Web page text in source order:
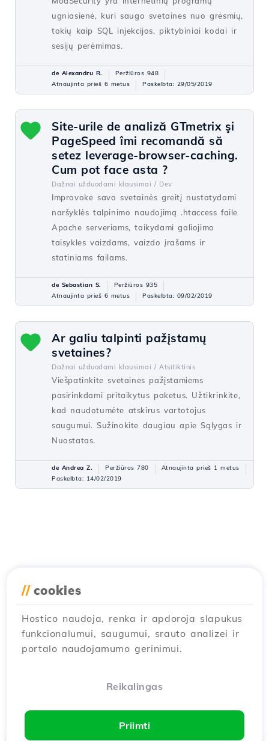
ugniasienė, kuri saugo svetaines nuo grėsmių,
tokių kaip SQL injekcijos, piktybiniai kodai ir
sesijų perėmimas.
de Alexandru R.
Peržiūros 948
Atnaujinta prieš 6 metus
Paskelbta: 29/05/2019
Site-urile de analiză GTmetrix şi
PageSpeed îmi recomandă să
setez leverage-browser-caching.
Cum pot face asta ?
Dažnai užduodami klausimai / Dev
Improvoke savo svetainės greitį nustatydami
naršyklės talpinimo naudojimą .htaccess faile
Apache serveriams, taikydami galiojimo
taisykles vaizdams, vaizdo įrašams ir
statiniams failams.
de Sebastian S.
Peržiūros 935
Atnaujinta prieš 6 metus
Paskelbta: 09/02/2019
Ar galiu talpinti pažįstamų
svetaines?
Dažnai užduodami klausimai / Atsitiktinis
Viešpatinkite svetaines pažįstamiems
pasirinkdami pritaikytus paketus. Užtikrinkite,
kad naudotumėte atskirus vartotojus
saugumui. Sužinokite daugiau apie Sąlygas ir
Nuostatas.
de Andrea Z. Peržiūros 780
Atnaujinta prieš 1 metus
Paskelbta: 14/02/2019
// cookies
Hostico naudoja, renka ir apdoroja slapukus
funkcionalumui, saugumui, srauto analizei ir
portalo naudojamumo gerinimui.
Reikalingas
Priimti